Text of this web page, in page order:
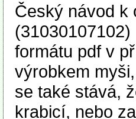
Český návod k
formátu pdf v
výrobkem
se také stává,
krabicí, nebo